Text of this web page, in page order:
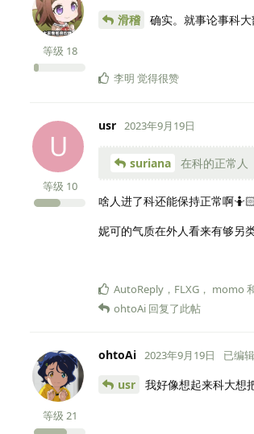
等级 18
滑稽 确实。就事论事科
李明 觉得很赞
U
usr
等级 10
2023年9月19日
suriana 在科的正常人
啥人进了科还能保持正常啊
妮可的气质在外人看来有够另
AutoReply ， FLXG ， momo
ohtoAi 回复了此帖
ohtoAi
等级 21
2023年9月19日 已编辑
usr 我好像想起来科大想